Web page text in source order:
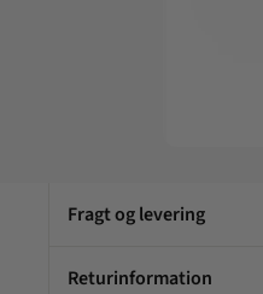
Fragt og levering
Returinformation